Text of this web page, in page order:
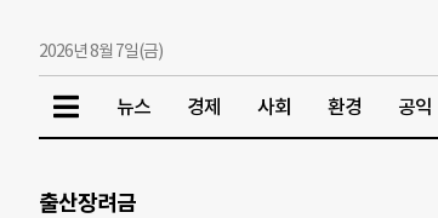
2026년 8월 7일(금)
뉴스 경제 사회 환경 공익
출산장려금